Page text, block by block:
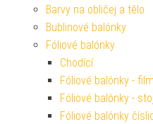
Barvy na obličej a tělo
Bublinové balónky
Fóliové balónky
Chodící
Fóliové balónky -
Fóliové balónky -
Fóliové balónky